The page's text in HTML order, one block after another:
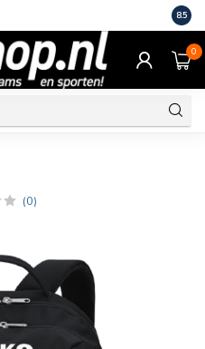
Eigen
8.5
0
(0)